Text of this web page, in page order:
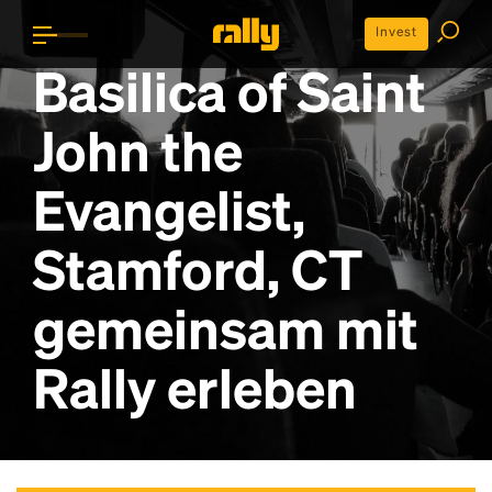
Invest
Basilica of Saint
John the
Evangelist,
Stamford, CT
gemeinsam mit
Rally erleben